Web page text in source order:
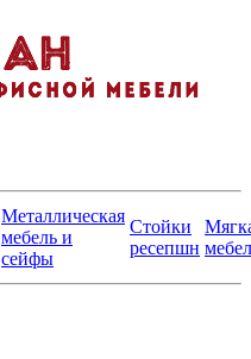
Металлическая
мебель и
сейфы
Стойки
ресепшн